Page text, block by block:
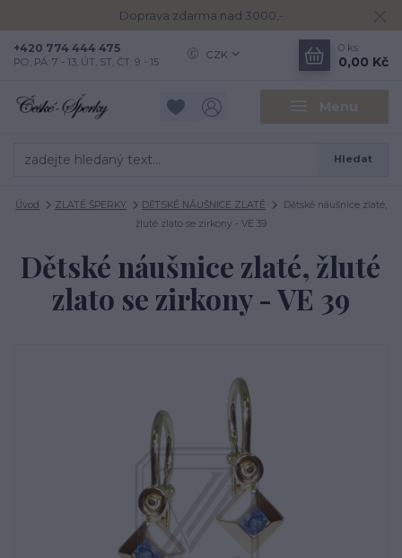
Doprava zdarma nad 3000,-
Menu
CZK
Hledat
+420 774 444 475
PO, PÁ: 7 - 13, ÚT, ST, ČT: 9 - 15
0 ks
0,00 Kč
Úvod ZLATÉ ŠPERKY DĚTSKÉ NÁUŠNICE ZLATÉ
Dětské náušnice zlaté,
žluté zlato se zirkony - VE 39
Dětské náušnice zlaté, žluté
zlato se zirkony - VE 39